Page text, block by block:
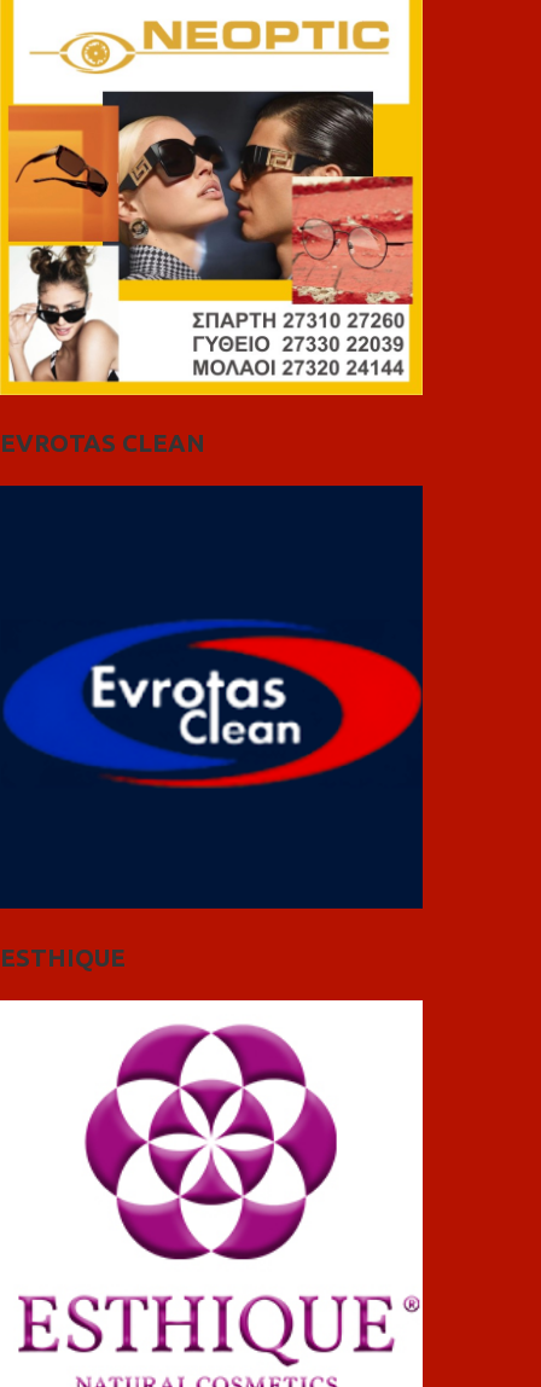
EVROTAS CLEAN
ESTHIQUE